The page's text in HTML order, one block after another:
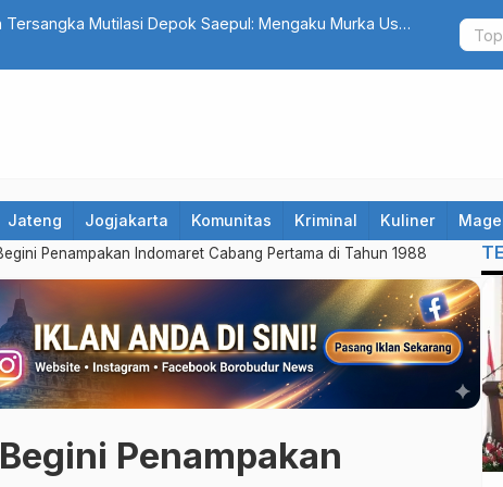
yang Terseret Polemik Komentar Yurizal, Keluarga
Catat! 10
Hindari
Jateng Jogjakarta Komunitas Kriminal Kuliner
Penampakan Indomaret Cabang Pertama di Tahun 1988
Penampakan